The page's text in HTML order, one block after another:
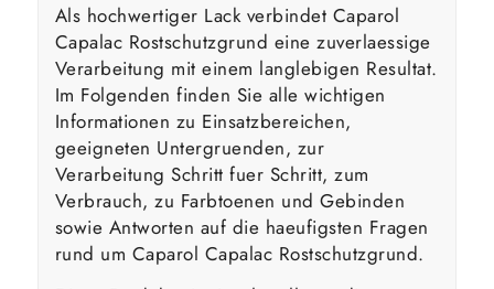
Als hochwertiger Lack verbindet Caparol
Capalac Rostschutzgrund eine zuverlaessige
Verarbeitung mit einem langlebigen Resultat.
Im Folgenden finden Sie alle wichtigen
Informationen zu Einsatzbereichen,
geeigneten Untergruenden, zur
Verarbeitung Schritt fuer Schritt, zum
Verbrauch, zu Farbtoenen und Gebinden
sowie Antworten auf die haeufigsten Fragen
rund um Caparol Capalac Rostschutzgrund.